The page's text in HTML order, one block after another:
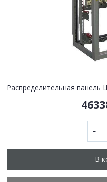
Распределительная
В